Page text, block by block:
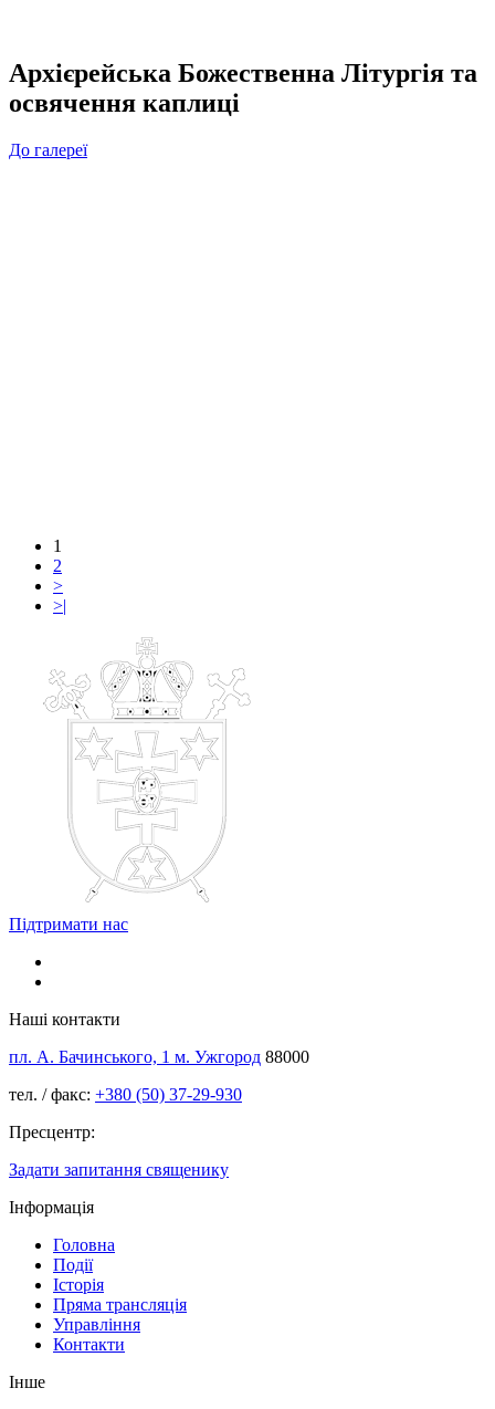
Архієрейська Божественна Літургія та
освячення каплиці
До галереї
1
2
>
>|
Підтримати нас
Наші контакти
пл. А. Бачинського, 1 м. Ужгород 88000
тел. / факс: +380 (50) 37-29-930
Пресцентр:
Задати запитання священику
Інформація
Головна
Події
Історія
Пряма трансляція
Управління
Контакти
Інше